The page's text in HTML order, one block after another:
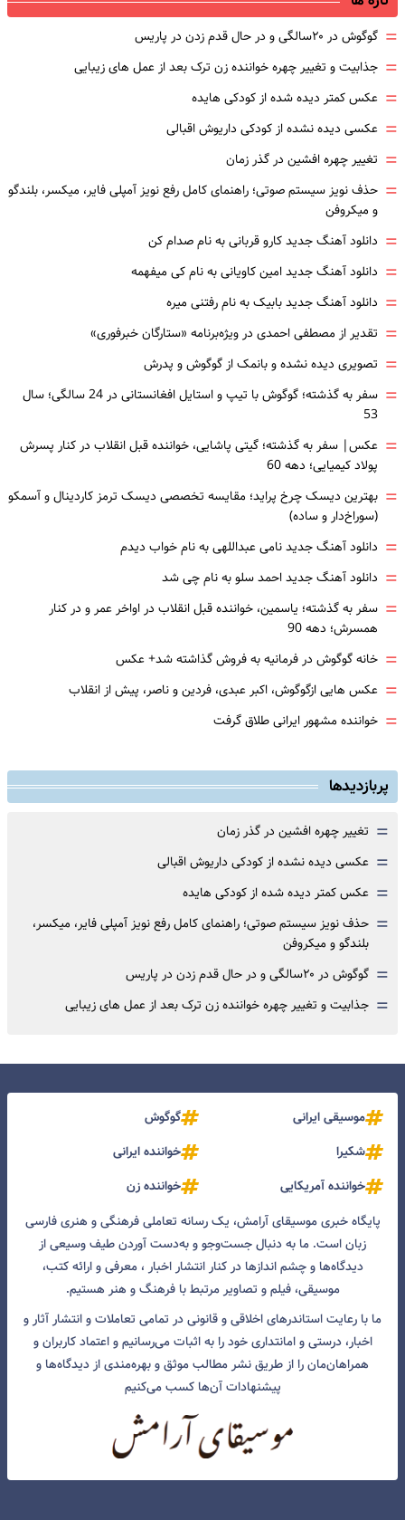
= گوگوش در ۲۰سالگی و در حال قدم زدن در پاریس
= جذابیت و تغییر چهره خواننده زن ترک بعد از عمل های زیبایی
= عکس کمتر دیده شده از کودکی هایده
= عکسی دیده نشده از کودکی داریوش اقبالی
= تغییر چهره افشین در گذر زمان
= حذف نویز سیستم صوتی؛ راهنمای کامل رفع نویز آمپلی فایر، میکسر، بلندگو
و میکروفن
= دانلود آهنگ جدید کارو قربانی به نام صدام کن
= دانلود آهنگ جدید امین کاویانی به نام کی میفهمه
= دانلود آهنگ جدید بابیک به نام رفتنی میره
= تقدیر از مصطفی احمدی در ویژه‌برنامه «ستارگان خبرفوری»
= تصویری دیده نشده و بانمک از گوگوش و پدرش
=
سفر به گذشته؛ گوگوش با تیپ و استایل افغانستانی در 24 سالگی؛ سال
53
= عکس| سفر به گذشته؛ گیتی پاشایی، خواننده قبل انقلاب در کنار پسرش
پولاد کیمیایی؛ دهه 60
= بهترین دیسک چرخ پراید؛ مقایسه تخصصی دیسک ترمز کاردینال و آسمکو
(سوراخ‌دار و ساده)
= دانلود آهنگ جدید نامی عبداللهی به نام خواب دیدم
= دانلود آهنگ جدید احمد سلو به نام چی شد
= سفر به گذشته؛ یاسمین، خواننده قبل انقلاب در اواخر عمر و در کنار
همسرش؛ دهه 90
= خانه گوگوش در فرمانیه به فروش گذاشته شد+ عکس
= عکس هایی ازگوگوش، اکبر عبدی، فردین و ناصر، پیش از انقلاب
= خواننده مشهور ایرانی طلاق گرفت
پربازدیدها
= تغییر چهره افشین در گذر زمان
= عکسی دیده نشده از کودکی داریوش اقبالی
= عکس کمتر دیده شده از کودکی هایده
= حذف نویز سیستم صوتی؛ راهنمای کامل رفع نویز آمپلی فایر، میکسر،
بلندگو و میکروفن
= گوگوش در ۲۰سالگی و در حال قدم زدن در پاریس
= جذابیت و تغییر چهره خواننده زن ترک بعد از عمل های زیبایی
موسیقی ایرانی
گوگوش
شکیرا
خواننده ایرانی
خواننده آمریکایی
خواننده زن
پایگاه خبری موسیقای آرامش، یک رسانه تعاملی فرهنگی و هنری فارسی
زبان است. ما به دنبال جست‌و‌جو و به‌دست آوردن طیف وسیعی از
دیدگاه‌ها و چشم انداز‌ها در کنار انتشار اخبار ، معرفی و ارائه کتب،
موسیقی، فیلم و تصاویر مرتبط با فرهنگ و هنر هستیم.
ما با رعایت استاندرهای اخلاقی و قانونی در تمامی تعاملات و انتشار آثار و
اخبار، درستی و امانتداری خود را به اثبات می‌رسانیم و اعتماد کاربران و
همراهان‌مان را از طریق نشر مطالب موثق و بهره‌مندی از دیدگاه‌ها و
پیشنهادات آن‌ها کسب می‌کنیم